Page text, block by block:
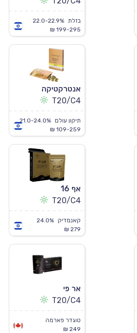
בזלת 22.0-22.9%
199-295 ₪
אנטרקטיקה
T20/C4
תיקון עולם
21.0-24.0%
109-259 ₪
אף 16
T20/C4
קאנמדיק
24.0%
279 ₪
אר פי
T20/C4
טוגדר פארמה
249 ₪